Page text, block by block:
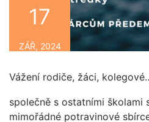
17
ZÁŘ, 2024
Vážení rodiče, žáci,
společně s ostatními školami
mimořádné potravinové